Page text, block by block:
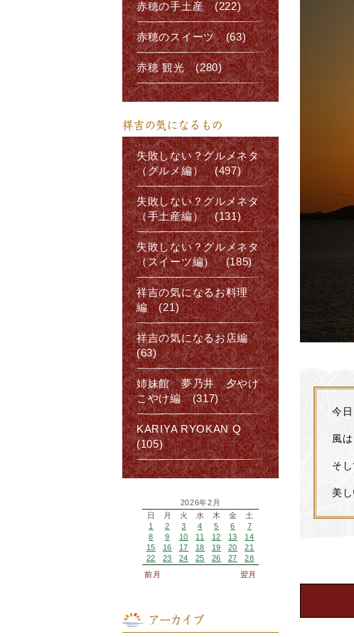
今
風
そ
美し
赤穂の手土産 (222)
赤穂のスイーツ (63)
赤穂 観光 (280)
祥吉の気になるもの
失敗しない？グルメネタ
（グルメ編） (497)
失敗しない？グルメネタ
（手土産編） (131)
失敗しない？グルメネタ
（スイーツ編） (185)
祥吉の気になるお料理
編 (21)
祥吉の気になるお店編
(63)
姉妹館 夢乃井 夕やけ
こやけ編 (317)
KARIYA RYOKAN Q
(105)
2026年2月
日
月 火 水 木 金
土
1
2 3 4 5 6
7
8
9 10 11 12 13
14
15
16 17 18 19 20
21
22
23 24 25 26 27
28
前月
翌月
アーカイブ